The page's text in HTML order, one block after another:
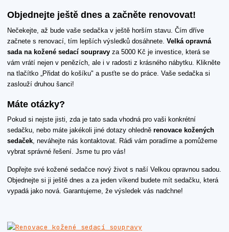
Objednejte ještě dnes a začněte renovovat!
Nečekejte, až bude vaše sedačka v ještě horším stavu. Čím dříve
začnete s renovací, tím lepších výsledků dosáhnete. Velká opravná
sada na kožené sedací soupravy za 5000 Kč je investice, která se
vám vrátí nejen v penězích, ale i v radosti z krásného nábytku. Klikněte
na tlačítko „Přidat do košíku" a pusťte se do práce. Vaše sedačka si
zaslouží druhou šanci!
Máte otázky?
Pokud si nejste jisti, zda je tato sada vhodná pro vaši konkrétní
sedačku, nebo máte jakékoli jiné dotazy ohledně renovace kožených
sedaček, neváhejte nás kontaktovat. Rádi vám poradíme a pomůžeme
vybrat správné řešení. Jsme tu pro vás!
Dopřejte své kožené sedačce nový život s naší Velkou opravnou sadou.
Objednejte si ji ještě dnes a za jeden víkend budete mít sedačku, která
vypadá jako nová. Garantujeme, že výsledek vás nadchne!